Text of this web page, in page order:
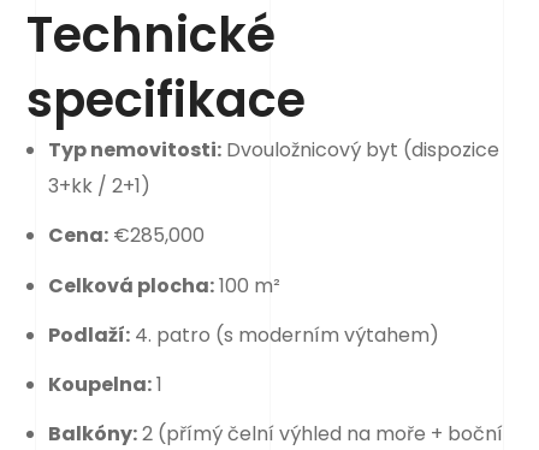
Technické
specifikace
Typ nemovitosti: Dvouložnicový byt (dispozice
3+kk / 2+1)
Cena: €285,000
Celková plocha:100 m²
Podlaží: 4. patro (s moderním výtahem)
Koupelna:1
Balkóny:2 (přímý čelní výhled na moře + boční